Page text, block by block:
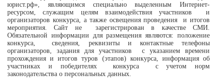
юрист.рф», являющимся специально выделенным Интернет-
ресурсом, служащим целям взаимодействия участников
и
организаторов конкурса, а также освещения проведения
и итогов
мероприятия. Сайт не
зарегистрирован в качестве СМИ.
Обязательной информации для размещения являются: положение
конкурса,
сведения, реквизиты и контактные телефоны
организаторов, задания для участников
с указанием времени
прохождения и итогов туров (этапов) конкурса, информация об
участниках и победителях
конкурса
с учетом норм
законодательства о персональных данных.